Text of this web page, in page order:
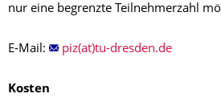
nur eine begrenzte Teilnehmerzahl
E-Mail: piz(at)tu-dresden.de
Kosten